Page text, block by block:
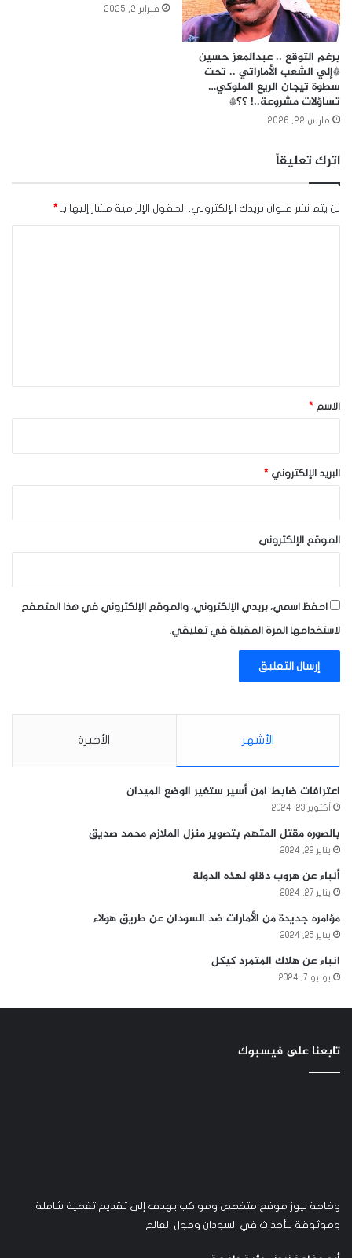
برغم التوقع .. عبدالمعز حسين
*إلي الشعب الأماراتي .. تحت
سطوة تيجان الريع الملوكي…
تساؤلات مشروعة..! ؟؟*
مارس 22, 2026
فبراير 2, 2025
اترك تعليقاً
لن يتم نشر عنوان بريدك الإلكتروني. الحقول الإلزامية مشار إليها بـ *
*الاسم *
البريد الإلكتروني *
الموقع الإلكتروني
احفظ اسمي، بريدي الإلكتروني، والموقع الإلكتروني في هذا المتصفح
لاستخدامها المرة المقبلة في تعليقي.
الأشهر الأخيرة
اعترافات ضابط امن أسير ستغير الوضع الميدان
أكتوبر 23, 2024
بالصوره مقتل المتهم بتصوير منزل الملازم محمد صديق
يناير 29, 2024
أنباء عن هروب دقلو لهذه الدولة
يناير 27, 2024
مؤامره جديدة من الأمارات ضد السودان عن طريق هولاء
يناير 25, 2024
انباء عن هلاك المتمرد كيكل
يوليو 7, 2024
تابعنا على فيسبوك
وضاحة نيوز موقع متخصص ومواكب يهدف إلى تقديم تغطية شاملة
وموثوقة للأحداث في السودان وحول العالم